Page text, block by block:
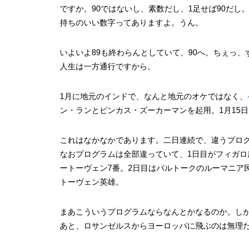
ですか。90ではないし、素数だし、1足せば90だし
持ちのいい数字ってありますよ。うん。
いよいよ89も終わらんとしていて、90へ。ちぇっ、
人生は一方通行ですから。
1月に地元のインドで、なんと地元のオケではなく、
ン・ランとピンカス・ズーカーマンを起用。1月15
これはなかなかであります。二日連続で、違うプロ
なおプログラムは全部違っていて、1日目がフィガ
ートーヴェン7番。2日目はバルトークのルーマニ
トーヴェン英雄。
まあこういうプログラムならなんとかなるのか。し
あと、ロサンゼルスからヨーロッパに飛ぶのは無